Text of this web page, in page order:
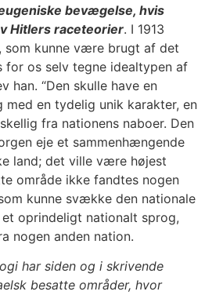
bevægelse, hvis
Hitlers raceteorier. I 1913
som kunne være brugt af det
for os selv tegne idealtypen af
han. “Den skulle have en
en tydelig unik karakter, en
fra nationens naboer. Den
eje et sammenhængende
land; det ville være højest
område ikke fandtes nogen
kunne svække den nationale
et oprindeligt nationalt sprog,
nogen anden nation.
har siden og i skrivende
besatte områder, hvor